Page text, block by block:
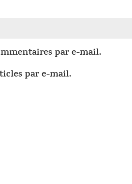
par e-mail.
par e-mail.